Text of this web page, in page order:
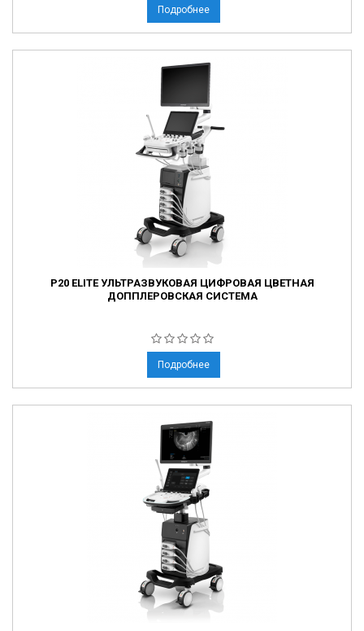
Подробнее
P20 ELITE УЛЬТРАЗВУКОВАЯ ЦИФРОВАЯ ЦВЕТНАЯ
ДОППЛЕРОВСКАЯ СИСТЕМА
Подробнее